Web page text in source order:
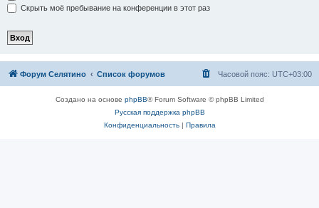
Скрыть моё пребывание на конференции в этот раз
Форум Селятино Список форумов Часовой пояс: UTC+03:00
Создано на основе phpBB® Forum Software © phpBB Limited
Русская поддержка phpBB
Конфиденциальность| Правила